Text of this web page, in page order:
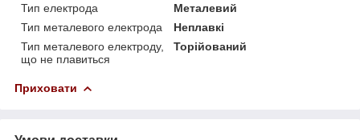
Тип електрода
Металевий
Тип металевого електрода
Неплавкі
Тип металевого електроду,
що не плавиться
Торійований
Приховати